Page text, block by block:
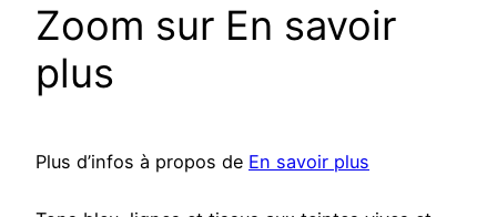
Zoom sur En savoir
plus
Plus d’infos à propos de En savoir plus